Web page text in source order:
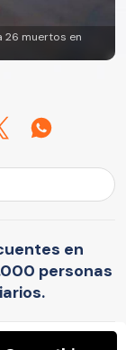
26 muertos en
en
personas